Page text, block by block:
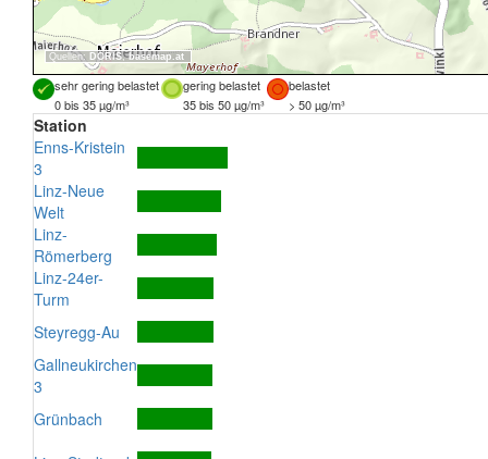
Quellen: DORIS,basemap.at
sehr gering belastet gering belastet
belastet
0 bis 35 µg/m³
35 bis 50 µg/m³ > 50 µg/m³
Station
Enns-Kristein
3
Linz-Neue
Welt
Linz-
Römerberg
Linz-24er-
Turm
Steyregg-Au
Gallneukirchen
3
Grünbach